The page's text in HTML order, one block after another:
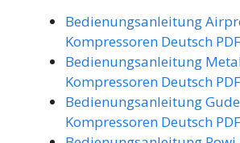
Bedienungsanleitung
Kompressoren Deutsch PDF
Bedienungsanleitung
Kompressoren Deutsch PDF
Bedienungsanleitung Gude
Kompressoren Deutsch PDF